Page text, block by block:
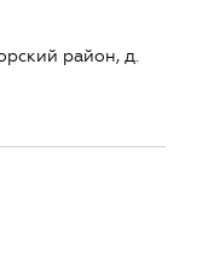
район, д.